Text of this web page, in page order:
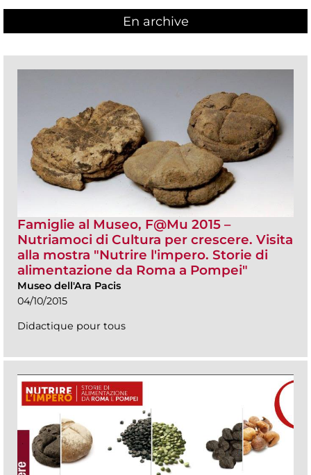
En archive
Famiglie al Museo, F@Mu 2015 –
Nutriamoci di Cultura per crescere. Visita
alla mostra "Nutrire l'impero. Storie di
alimentazione da Roma a Pompei"
Museo dell'Ara Pacis
04/10/2015
Didactique pour tous